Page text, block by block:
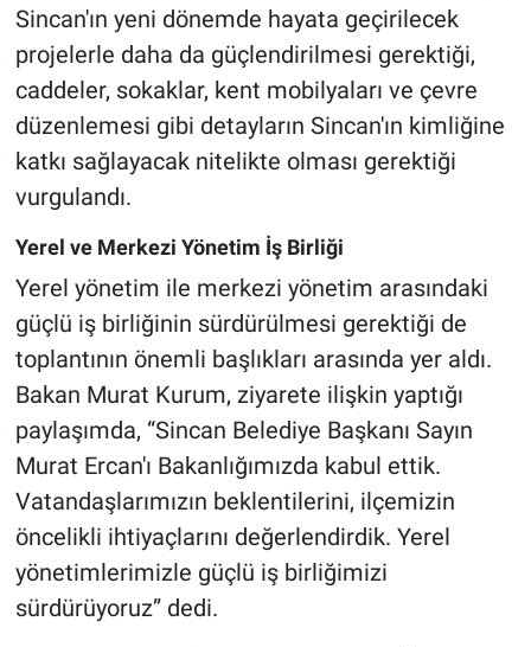
Sincan'ın yeni dönemde hayata geçirilecek
projelerle daha da güçlendirilmesi gerektiği,
caddeler, sokaklar, kent mobilyaları ve çevre
düzenlemesi gibi detayların Sincan'ın kimliğine
katkı sağlayacak nitelikte olması gerektiği
vurgulandı.
Yerel ve Merkezi Yönetim İş Birliği
Yerel yönetim ile merkezi yönetim arasındaki
güçlü iş birliğinin sürdürülmesi gerektiği de
toplantının önemli başlıkları arasında yer aldı.
Bakan Murat Kurum, ziyarete ilişkin yaptığı
paylaşımda, “Sincan Belediye Başkanı Sayın
Murat Ercan'ı Bakanlığımızda kabul ettik.
Vatandaşlarımızın beklentilerini, ilçemizin
öncelikli ihtiyaçlarını değerlendirdik. Yerel
yönetimlerimizle güçlü iş birliğimizi
sürdürüyoruz” dedi.